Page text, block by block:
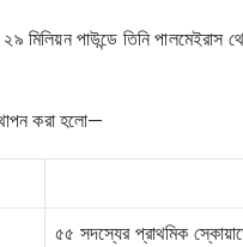
মিলিয়ন পাউন্ডে তিনি
করা হলো—
৫৫ সদস্যের প্রাথমিক